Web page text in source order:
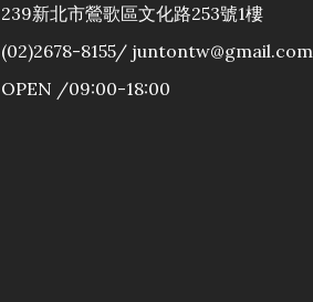
239新北市鶯歌區文化路253號1樓
(02)2678-8155/ juntontw@gmail.com
OPEN /09:00-18:00